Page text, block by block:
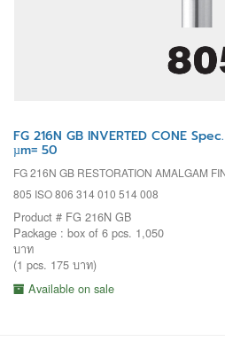
FG 216N GB INVERTED CONE
µm= 50
FG 216N GB RESTORATION AMALGAM
805 ISO 806 314 010 514 008
Product # FG 216N GB
Package : box of 6 pcs. 1,050
บาท
(1 pcs. 175 บาท)
Available on sale